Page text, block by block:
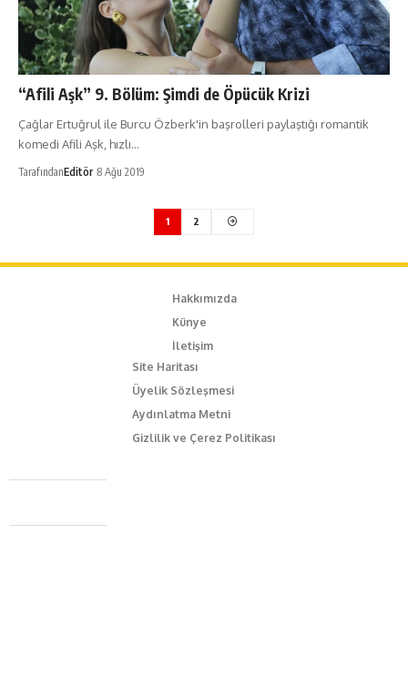
“Afili Aşk” 9. Bölüm: Şimdi de Öpücük Krizi
Çağlar Ertuğrul ile Burcu Özberk'in başrolleri paylaştığı romantik
komedi Afili Aşk, hızlı…
TarafındanEditör 8 Ağu 2019
1 2
Hakkımızda
Künye
İletişim
Site Haritası
Üyelik Sözleşmesi
Aydınlatma Metni
Gizlilik ve Çerez Politikası
Caferağa Mah. Dr. Şakir Paşa Sok. No3/A Kadıköy İstanbul
+90 543 345 46 00